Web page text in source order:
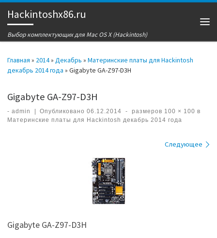
Перейти к содержимому
Hackintoshx86.ru
Выбор комплектующих для Mac OS X (Hackintosh)
Главная » 2014» Декабрь » Материнские платы для Hackintosh
декабрь 2014 года » Gigabyte GA-Z97-D3H
Gigabyte GA-Z97-D3H
- admin Опубликовано06.12.2014 - размеров 100 × 100 в
Материнские платы для Hackintosh декабрь 2014 года
Следующее
Gigabyte GA-Z97-D3H